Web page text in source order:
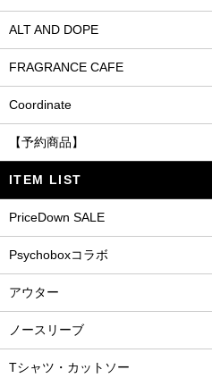
ALT AND DOPE
FRAGRANCE CAFE
Coordinate
【予約商品】
ITEM LIST
PriceDown SALE
Psychoboxコラボ
アウター
ノースリーブ
Tシャツ・カットソー